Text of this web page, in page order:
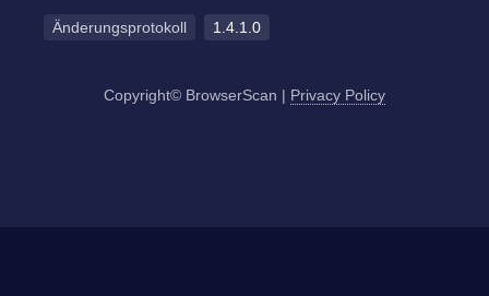
Änderungsprotokoll 1.4.1.0
Copyright© BrowserScan | Privacy Policy